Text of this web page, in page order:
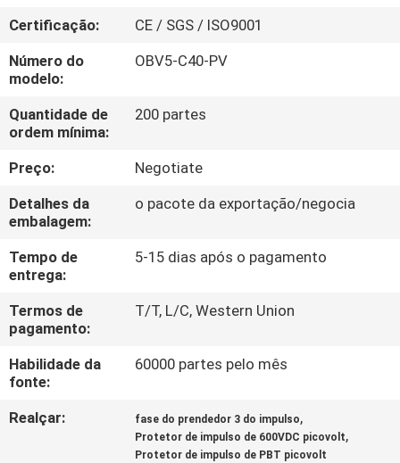
SOBRE
NÓS
EXCURSÃO
DA
FÁBRICA
CONTROLE
DA
QUALIDADE
CONTACTE-
NOS
NOTÍCIA
Certificação:
CE / SGS / ISO9001
Número do
modelo:
OBV5-C40-PV
Quantidade de
ordem mínima:
200 partes
Preço:
Negotiate
Detalhes da
embalagem:
o pacote da exportação/negocia
Tempo de
entrega:
5-15 dias após o pagamento
Termos de
pagamento:
T/T, L/C, Western Union
Habilidade da
fonte:
60000 partes pelo mês
Realçar: fase do prendedor 3 do impulso,
Protetor de impulso de 600VDC picovolt,
Protetor de impulso de PBT picovolt